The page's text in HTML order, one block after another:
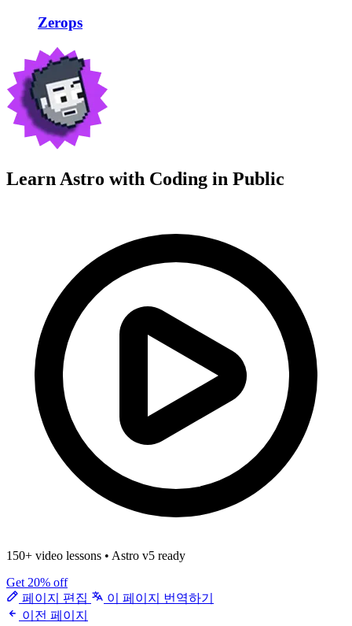
Zerops
Learn Astro with Coding in Public
150+ video lessons • Astro v5 ready
Get 20% off
페이지 편집
이 페이지 번역하기
이전 페이지